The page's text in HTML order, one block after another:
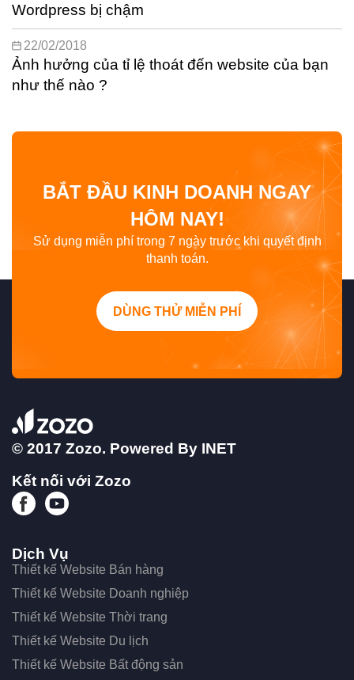
Wordpress bị chậm
22/02/2018
Ảnh hưởng của tỉ lệ thoát đến website của bạn
như thế nào ?
BẮT ĐẦU KINH DOANH NGAY
HÔM NAY!
Sử dụng miễn phí trong 7 ngày trước khi quyết định
thanh toán.
DÙNG THỬ MIỄN PHÍ
© 2017 Zozo. Powered By INET
Kết nối với Zozo
Dịch Vụ
Thiết kế Website Bán hàng
Thiết kế Website Doanh nghiệp
Thiết kế Website Thời trang
Thiết kế Website Du lịch
Thiết kế Website Bất động sản